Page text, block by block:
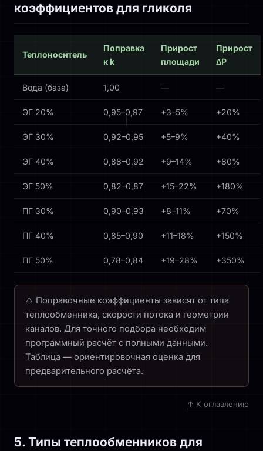
коэффициентов для гликоля
Теплоноситель
Поправка
к k
Прирост
площади
Прирост
ΔP
Вода (база) 1,00 — —
ЭГ 20% 0,95–0,97 +3–5% +20%
ЭГ 30% 0,92–0,95 +5–9% +40%
ЭГ 40% 0,88–0,92 +9–14% +80%
ЭГ 50% 0,82–0,87 +15–22% +180%
ПГ 30% 0,90–0,93 +8–11% +70%
ПГ 40% 0,85–0,90 +11–18% +150%
ПГ 50% 0,78–0,84 +19–28% +350%
Поправочные коэффициенты зависят от типа
теплообменника, скорости потока и геометрии
каналов. Для точного подбора необходим
программный расчёт с полными данными.
Таблица — ориентировочная оценка для
предварительного расчёта.
↑ К оглавлению
5. Типы теплообменников для